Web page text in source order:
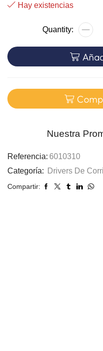
Hay existencias
Nuestra
Referencia: 6010310
Categoría:
Drivers De
Compartir: